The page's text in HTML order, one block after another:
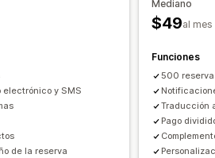
Notificaciones de correo electrónico
de calendario
Promoción de marca
electrónico y SMS
de la reserva
Mediano
$49al mes
Funciones
500
Traducción
Pago